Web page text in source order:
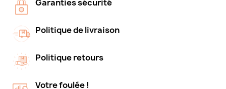
Garanties sécurité
Politique de livraison
Politique retours
Votre foulée !